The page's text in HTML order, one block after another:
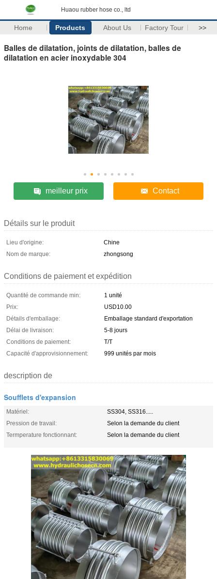
Huaou rubber hose co., ltd
Home Products About Us Factory Tour >>
Balles de dilatation, joints de dilatation, balles de
dilatation en acier inoxydable 304
meilleur prix Contact
Détails sur le produit
Lieu d'origine:
Chine
Nom de marque:
zhongsong
Conditions de paiement et expédition
Quantité de commande min:
1 unité
Prix:
USD10.00
Détails d'emballage:
Emballage standard d'exportation
Délai de livraison:
5-8 jours
Conditions de paiement:
T/T
Capacité d'approvisionnement:
999 unités par mois
description de
Soufflets d'expansion
Matériel:
SS304, SS316.....
Pression de travail:
Selon la demande du client
Termperature fonctionnant:
Selon la demande du client